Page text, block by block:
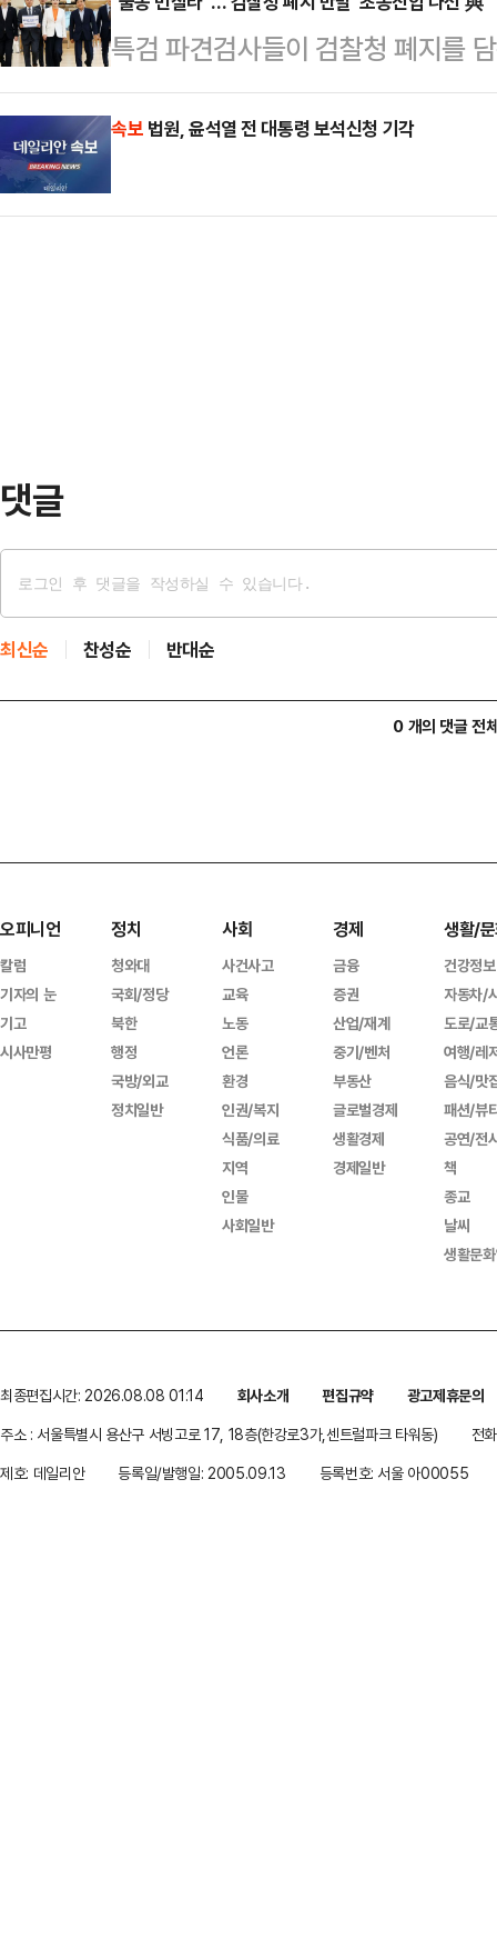
고했다. 입법예고 기간은 이날부
비자발적 실업자에게 지급되는 대
의 60%’ 수…
있다"고 밝혔다.김장겸 의원은 2일
지난 대선 제자들에게 연락해 본인
지지 선언에 동참해달라며, 개인정
론 숫자만 늘릴 수 있다면 외국인도
린대로 이재명…
특검 파견검사들이 검찰청 폐지를
복귀를 요청하자 더불어민주당이
사를 요구하는 등 강경 대응에 나섰
검 종합대응특별위원회는 1일 오후
속보 법원, 윤석열 전 대통령 보석신청 기각
댓글
최신순 찬성순 반대순
0 개의 댓글 전
오피니언
칼럼
기자의 눈
기고
시사만평
정치
청와대
국회/정당
북한
행정
국방/외교
정치일반
사회
사건사고
교육
노동
언론
환경
인권/복지
식품/의료
지역
인물
사회일반
경제
금융
증권
산업/재계
중기/벤처
부동산
글로벌경제
생활경제
경제일반
생활/
건강정보
자동차/
도로/교
여행/레
음식/맛
패션/뷰
공연/전
책
종교
날씨
생활문
최종편집시간: 2026.08.08 01:14 회사소개 편집규약
광고제휴문의
주소 : 서울특별시 용산구 서빙고로 17, 18층(한강로3가,센트럴파크 타워동)
전
제호: 데일리안
등록일/발행일: 2005.09.13 등록번호: 서울 아00055